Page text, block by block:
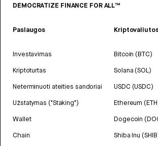
DEMOCRATIZE FINANCE FOR ALL™
Paslaugos
Investavimas
Kriptoturtas
Neterminuoti ateities sandoriai
Užstatymas ("Staking")
Wallet
Chain
Bitcoin (BTC)
Solana (SOL)
USDC (USDC)
Ethereum
Dogecoin
Shiba Inu